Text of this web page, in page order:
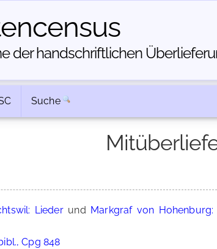
der handschriftlichen
Suche
Liederund Markgraf von Hohenburg:
Cpg 848